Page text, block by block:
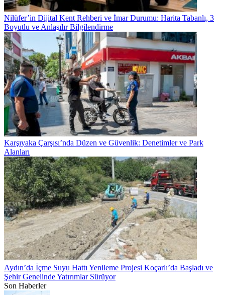
Nilüfer’in Dijital Kent Rehberi ve İmar Durumu: Harita Tabanlı, 3
Boyutlu ve Anlaşılır Bilgilendirme
Karşıyaka Çarşısı’nda Düzen ve Güvenlik: Denetimler ve Park
Alanları
Aydın’da İçme Suyu Hattı Yenileme Projesi Koçarlı’da Başladı ve
Şehir Genelinde Yatırımlar Sürüyor
Son Haberler